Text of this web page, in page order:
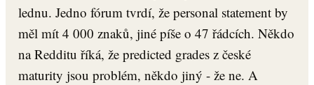
lednu. Jedno fórum tvrdí, že personal statement by
měl mít 4 000 znaků, jiné píše o 47 řádcích. Někdo
na Redditu říká, že predicted grades z české
maturity jsou problém, někdo jiný - že ne. A